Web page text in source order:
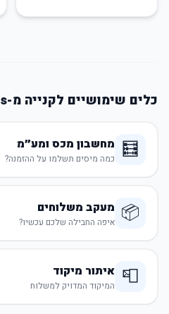
כלים שימושיים לקנייה מ-AliExpress
🧮 מחשבון מכס ומע״מ
כמה מיסים תשלמו על ההזמנה?
📦 מעקב משלוחים
איפה החבילה שלכם עכשיו?
📮 איתור מיקוד
המיקוד המדויק למשלוח